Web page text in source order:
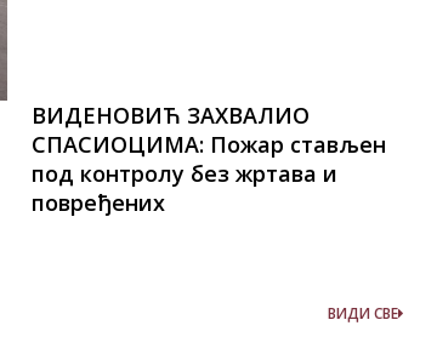
ВИДЕНОВИЋ ЗАХВАЛИО
СПАСИОЦИМА: Пожар стављен
под контролу без жртава и
повређених
ВИДИ СВЕ